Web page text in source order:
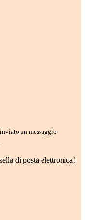
un messaggio
di posta elettronica!